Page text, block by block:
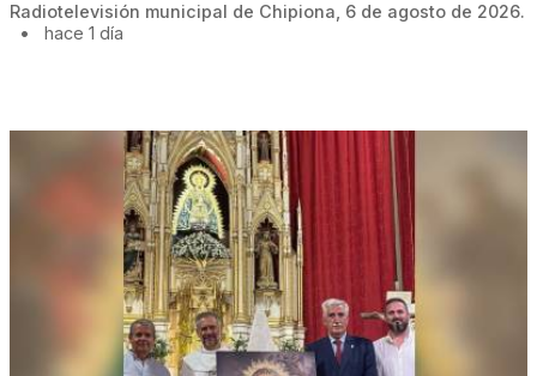
Radiotelevisión municipal de Chipiona, 6 de agosto de 2026.
•
hace 1 día